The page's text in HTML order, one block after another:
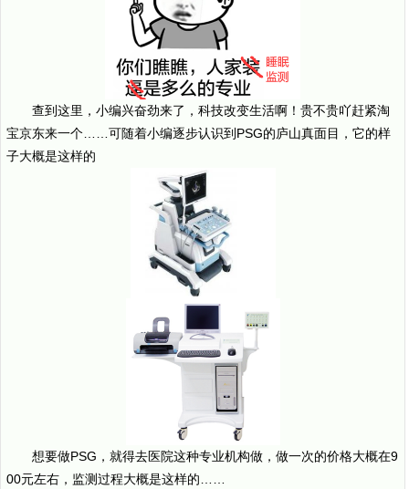
查到这里，小编兴奋劲来了，科技改变生活啊！贵不贵吖赶紧淘
宝京东来一个……可随着小编逐步认识到PSG的庐山真面目，它的样
子大概是这样的
想要做PSG，就得去医院这种专业机构做，做一次的价格大概在9
00元左右，监测过程大概是这样的……